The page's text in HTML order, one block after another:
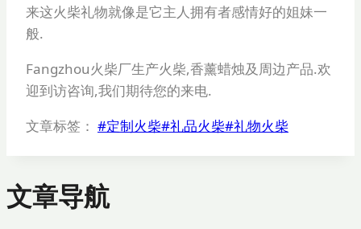
来这火柴礼物就像是它主人拥有者感情好的姐妹一
般.
Fangzhou火柴厂生产火柴,香薰蜡烛及周边产品.欢
迎到访咨询,我们期待您的来电.
文章标签： #定制火柴#礼品火柴#礼物火柴
文章导航